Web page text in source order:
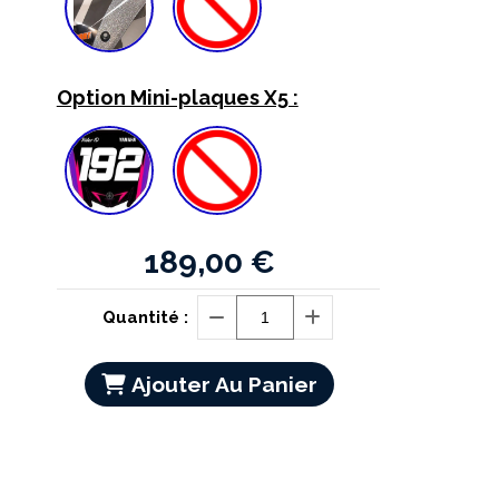
Option Mini-plaques X5 :
189,00 €
Quantité :
Ajouter Au Panier